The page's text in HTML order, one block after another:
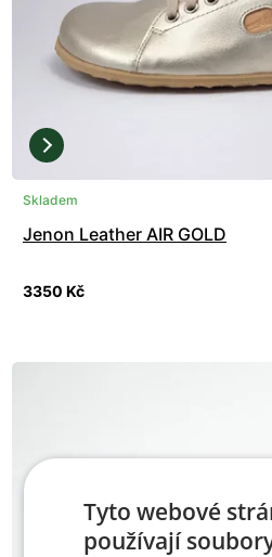
Skladem
Jenon Leather AIR GOLD
3350 Kč
Tyto webové
používají